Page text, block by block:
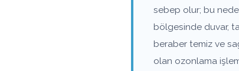
sebep olur; bu
bölgesinde duvar,
beraber temiz ve
olan ozonlama